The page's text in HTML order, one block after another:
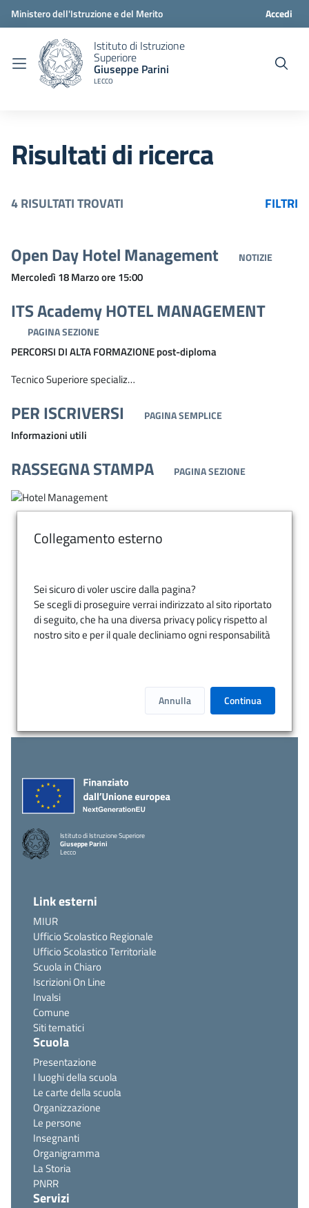
Ministero dell'Istruzione e del Merito Accedi
Istituto di Istruzione
Superiore
Giuseppe Parini
LECCO
Risultati di ricerca
4 RISULTATI TROVATI FILTRI
Open Day Hotel Management NOTIZIE
Mercoledì 18 Marzo ore 15:00
ITS Academy HOTEL MANAGEMENT
PAGINA SEZIONE
PERCORSI DI ALTA FORMAZIONE post-diploma
Tecnico Superiore specializ…
PER ISCRIVERSI PAGINA SEMPLICE
Informazioni utili
RASSEGNA STAMPA PAGINA SEZIONE
Collegamento esterno
Sei sicuro di voler uscire dalla pagina?
Se scegli di proseguire verrai indirizzato al sito riportato
di seguito, che ha una diversa privacy policy rispetto al
nostro sito e per il quale decliniamo ogni responsabilità
Annulla Continua
Istituto di Istruzione Superiore
Giuseppe Parini
Lecco
Link esterni
MIUR
Ufficio Scolastico Regionale
Ufficio Scolastico Territoriale
Scuola in Chiaro
Iscrizioni On Line
Invalsi
Comune
Siti tematici
Scuola
Presentazione
I luoghi della scuola
Le carte della scuola
Organizzazione
Le persone
Insegnanti
Organigramma
La Storia
PNRR
Servizi